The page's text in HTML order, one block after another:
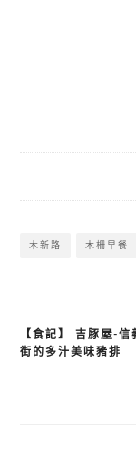
木新路 木柵早餐
文
【食記】 吉豚屋-信
街的多汁美味豬排